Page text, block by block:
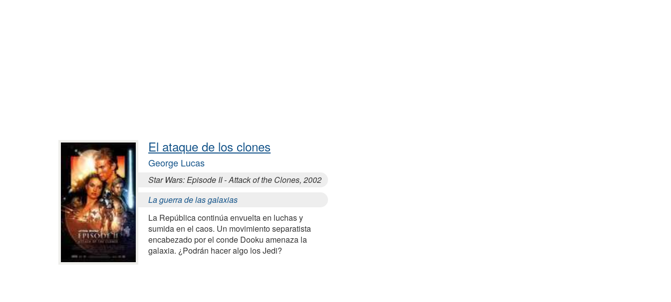
El ataque de los clones
George Lucas
Star Wars: Episode II - Attack of the Clones, 2002
La guerra de las galaxias
La República continúa envuelta en luchas y
sumida en el caos. Un movimiento separatista
encabezado por el conde Dooku amenaza la
galaxia. ¿Podrán hacer algo los Jedi?